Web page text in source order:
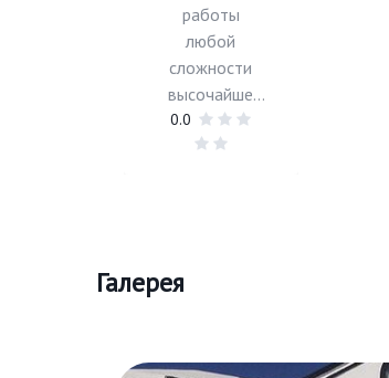
работы
любой
сложности
высочайше...
0.0
Галерея